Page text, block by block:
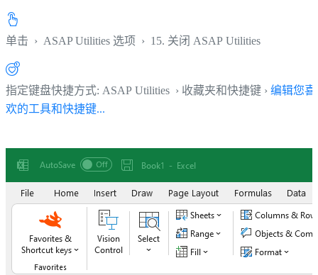
单击 › ASAP Utilities 选项 › 15. 关闭 ASAP Utilities
指定键盘快捷方式: ASAP Utilities › 收藏夹和快捷键 › 编辑您喜
欢的工具和快捷键...